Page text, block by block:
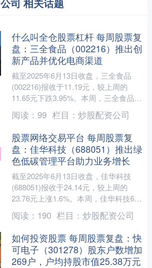
公司 相关话题
什么叫全仓股票杠杆 每周股票复
盘：三全食品（002216）推出创
新产品并优化电商渠道
截至2025年6月13日收盘，三全食品
(002216)报收于11.19元，较上周的
11.65元下跌3.95%。本周，三全食品6
月9日盘中最高价报11.82元。6....
阅读： 99 栏目： 炒股配资公司
股票网络交易平台 每周股票复
盘：佳华科技（688051）推出绿
色低碳管理平台助力业务增长
截至2025年6月13日收盘，佳华科技
(688051)报收于24.14元，较上周的
23.76元上涨1.6%。本周，佳华科技6月
13日盘中最高价报25.18元。6....
阅读： 190 栏目： 炒股配资公司
如何投资股票 每周股票复盘：快
可电子（301278）股东户数增加
269户，户均持股市值25.38万元